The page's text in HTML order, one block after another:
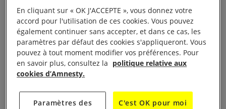
déplacées de force et des centaines de milliers
d’habitations palestiniennes ont été détruites. Dans
certaines zones, les autorités israéliennes refusent
d’accorder des permis de construire aux
Palestiniens, ce qui les force à bâtir des structures,
de fait illégales, qui sont démolies régulièrement.
Les politiques et les pratiques discriminatoires mises
En cliquant sur « OK J'ACCEPTE », vous donnez votre
accord pour l'utilisation de ces cookies. Vous pouvez
également continuer sans accepter, et dans ce cas, les
paramètres par défaut des cookies s'appliqueront. Vous
pouvez à tout moment modifier vos préférences. Pour
en savoir plus, consultez la politique relative aux
cookies d’Amnesty.
Paramètres des
C'est OK pour moi